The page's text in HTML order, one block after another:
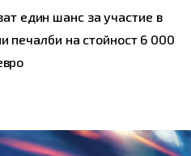
един шанс за участие в
печалби на стойност 6 000